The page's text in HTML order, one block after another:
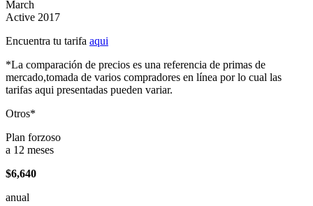
March
Active 2017
Encuentra tu tarifa aqui
*La comparación de precios es una referencia de primas de
mercado,tomada de varios compradores en línea por lo cual las
tarifas aqui presentadas pueden variar.
Otros*
Plan forzoso
a 12 meses
$6,640
anual